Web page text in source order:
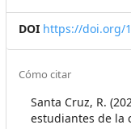
DOI https://doi.org/
Cómo citar
Santa Cruz, R.
estudiantes de la